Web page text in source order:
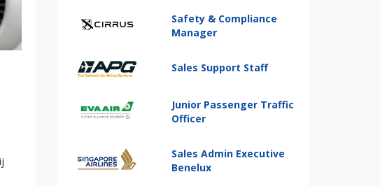
Safety & Compliance
Manager
Sales Support Staff
Junior Passenger Traffic
Officer
Sales Admin Executive
Benelux